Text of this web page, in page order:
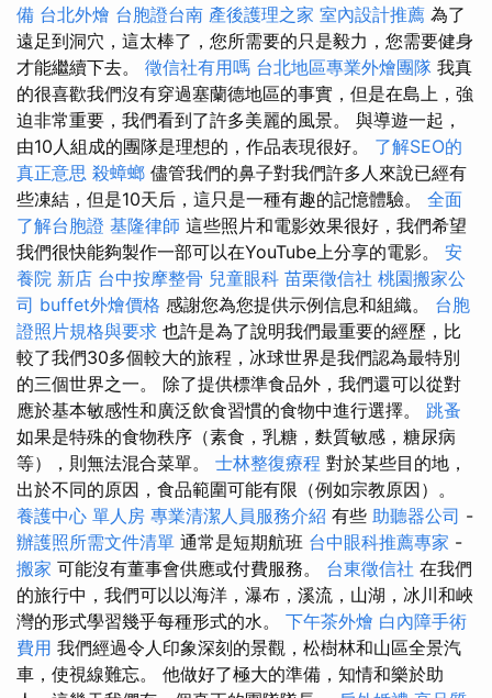
備 台北外燴 台胞證台南 產後護理之家 室內設計推薦 為了
遠足到洞穴，這太棒了，您所需要的只是毅力，您需要健身
才能繼續下去。 徵信社有用嗎 台北地區專業外燴團隊 我真
的很喜歡我們沒有穿過塞蘭德地區的事實，但是在島上，強
迫非常重要，我們看到了許多美麗的風景。 與導遊一起，
由10人組成的團隊是理想的，作品表現很好。 了解SEO的
真正意思 殺蟑螂 儘管我們的鼻子對我們許多人來說已經有
些凍結，但是10天后，這只是一種有趣的記憶體驗。 全面
了解台胞證 基隆律師 這些照片和電影效果很好，我們希望
我們很快能夠製作一部可以在YouTube上分享的電影。 安
養院 新店 台中按摩整骨 兒童眼科 苗栗徵信社 桃園搬家公
司 buffet外燴價格 感謝您為您提供示例信息和組織。 台胞
證照片規格與要求 也許是為了說明我們最重要的經歷，比
較了我們30多個較大的旅程，冰球世界是我們認為最特別
的三個世界之一。 除了提供標準食品外，我們還可以從對
應於基本敏感性和廣泛飲食習慣的食物中進行選擇。 跳蚤
如果是特殊的食物秩序（素食，乳糖，麩質敏感，糖尿病
等），則無法混合菜單。 士林整復療程 對於某些目的地，
出於不同的原因，食品範圍可能有限（例如宗教原因）。
養護中心 單人房 專業清潔人員服務介紹 有些 助聽器公司 -
辦護照所需文件清單 通常是短期航班 台中眼科推薦專家 -
搬家 可能沒有董事會供應或付費服務。 台東徵信社 在我們
的旅行中，我們可以以海洋，瀑布，溪流，山湖，冰川和峽
灣的形式學習幾乎每種形式的水。 下午茶外燴 白內障手術
費用 我們經過令人印象深刻的景觀，松樹林和山區全景汽
車，使視線難忘。 他做好了極大的準備，知情和樂於助